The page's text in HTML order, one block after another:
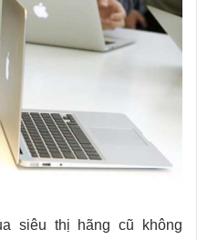
siêu thị hãng cũ không